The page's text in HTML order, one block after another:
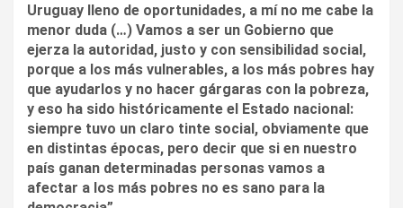
Uruguay lleno de oportunidades, a mí no me cabe la
menor duda (…) Vamos a ser un Gobierno que
ejerza la autoridad, justo y con sensibilidad social,
porque a los más vulnerables, a los más pobres hay
que ayudarlos y no hacer gárgaras con la pobreza,
y eso ha sido históricamente el Estado nacional:
siempre tuvo un claro tinte social, obviamente que
en distintas épocas, pero decir que si en nuestro
país ganan determinadas personas vamos a
afectar a los más pobres no es sano para la